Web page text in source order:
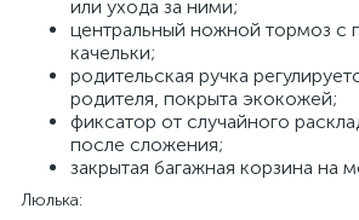
или ухода за ними;
центральный ножной тормоз с
качельки;
родительская ручка
родителя, покрыта экокожей;
фиксатор от случайного
после сложения;
закрытая багажная корзина на
Люлька: